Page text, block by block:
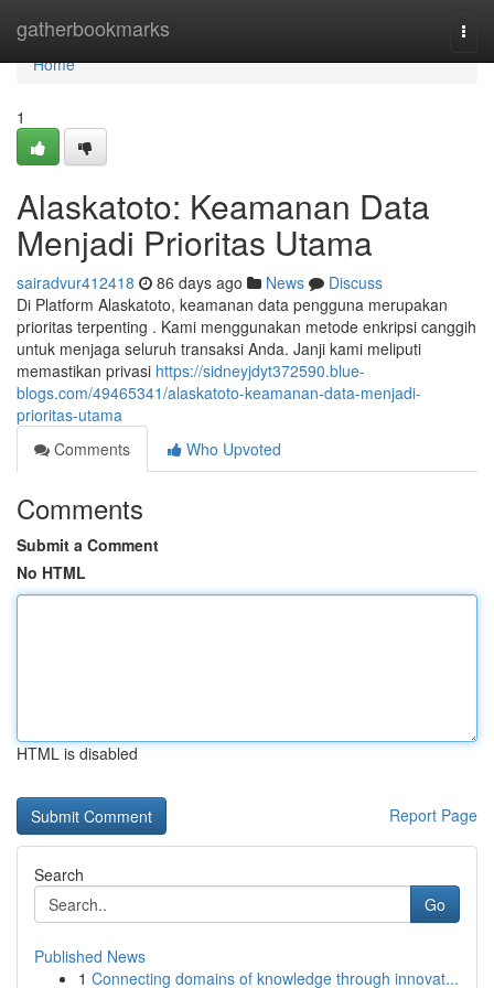
gatherbookmarks
Home
Home
1
Alaskatoto: Keamanan Data
Menjadi Prioritas Utama
sairadvur412418 86 days ago News
Discuss
Di Platform Alaskatoto, keamanan data pengguna merupakan
prioritas terpenting . Kami menggunakan metode enkripsi canggih
untuk menjaga seluruh transaksi Anda. Janji kami meliputi
memastikan privasi https://sidneyjdyt372590.blue-
blogs.com/49465341/alaskatoto-keamanan-data-menjadi-
prioritas-utama
Comments
Who Upvoted
Comments
Submit a Comment
No HTML
HTML is disabled
Report Page
Search
Go
Published News
1 Connecting domains of knowledge through innovat...